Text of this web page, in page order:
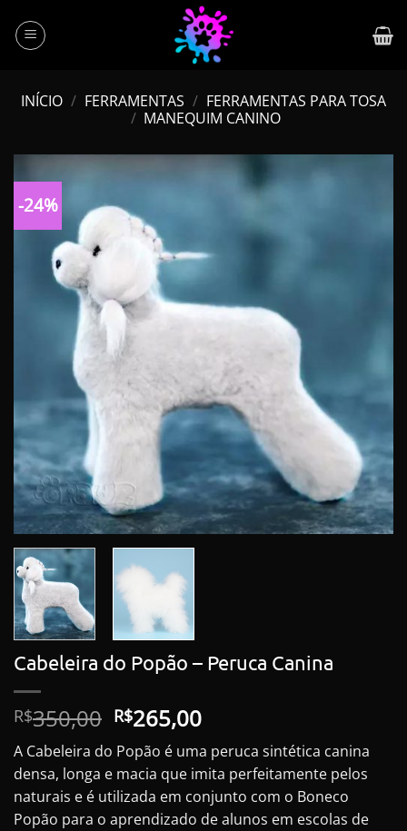
content
INÍCIO / FERRAMENTAS / FERRAMENTAS PARA TOSA
/ MANEQUIM CANINO
-24%
Cabeleira do Popão – Peruca Canina
R$350,00 O
preço
original
era:
R$350,00.
R$265,00O
atual
é:
R$265,00.
A Cabeleira do Popão é uma peruca sintética canina
densa, longa e macia que imita perfeitamente pelos
naturais e é utilizada em conjunto com o Boneco
Popão para o aprendizado de alunos em escolas de